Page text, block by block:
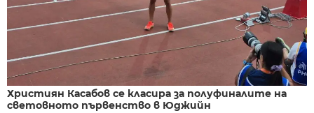
Християн Касабов се класира за полуфиналите на
световното първенство в Юджийн